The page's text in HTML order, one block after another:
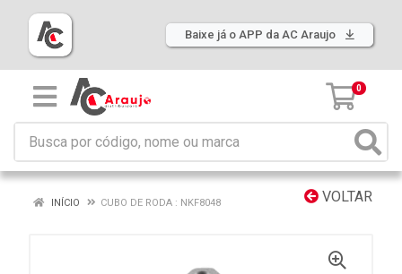
Baixe já o APP da AC Araujo
0
VOLTAR
INÍCIO CUBO DE RODA : NKF8048